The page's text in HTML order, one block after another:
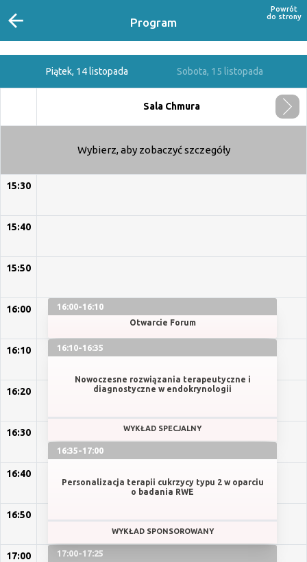
Program
Powrót
do strony
Piątek, 14 listopada Sobota, 15 listopada
Sala Chmura
Wybierz, aby zobaczyć szczegóły
15:30
15:40
15:50
16:00 16:00-16:10
Otwarcie Forum
16:10 16:10-16:35
Nowoczesne rozwiązania terapeutyczne i
diagnostyczne w endokrynologii
WYKŁAD SPECJALNY
16:20
16:30
16:40
16:35-17:00
Personalizacja terapii cukrzycy typu 2 w oparciu
o badania RWE
WYKŁAD SPONSOROWANY
16:50
17:00 17:00-17:25